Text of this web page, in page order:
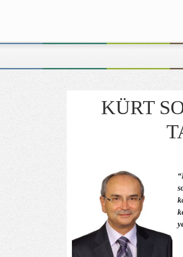
KÜRT